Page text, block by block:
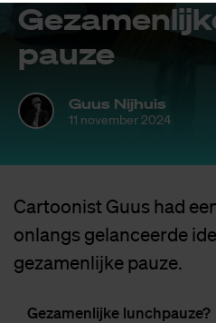
pau­ze
Guus Nijhuis
11 november 2024
Cartoonist Guus had
onlangs gelanceerde
gezamenlijke pauze.
Ge­za­men­lij­ke lunch­pau­ze?